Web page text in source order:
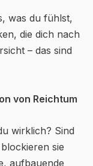
was du fühlst,
die dich nach
– das sind
von Reichtum
wirklich? Sind
sie
aufbauende